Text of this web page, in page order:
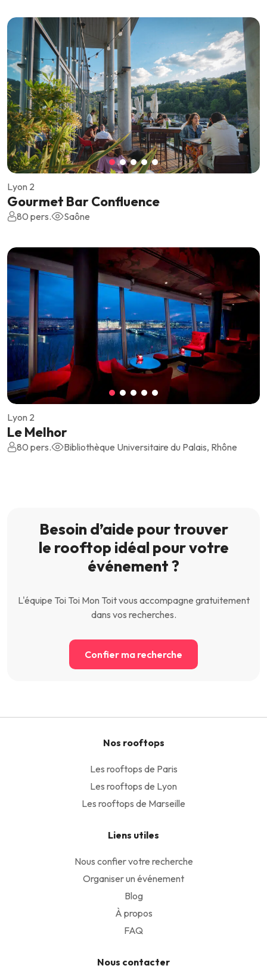
Lyon 2
Gourmet Bar Confluence
80 pers. Saône
Lyon 2
Le Melhor
80 pers. Bibliothèque Universitaire du Palais, Rhône
Besoin d’aide pour trouver
le rooftop idéal pour votre
événement ?
L'équipe Toi Toi Mon Toit vous accompagne gratuitement
dans vos recherches.
Confier ma recherche
Nos rooftops
Les rooftops de Paris
Les rooftops de Lyon
Les rooftops de Marseille
Liens utiles
Nous confier votre recherche
Organiser un événement
Blog
À propos
FAQ
Nous contacter